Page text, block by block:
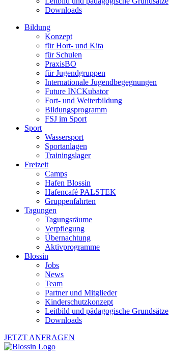
Downloads
Bildung
Konzept
für Hort- und Kita
für Schulen
PraxisBO
für Jugendgruppen
Internationale Jugendbegegnungen
Future INCKubator
Fort- und Weiterbildung
Bildungsprogramm
FSJ im Sport
Sport
Wassersport
Sportanlagen
Trainingslager
Freizeit
Camps
Hafen Blossin
Hafencafé PALSTEK
Gruppenfahrten
Tagungen
Tagungsräume
Verpflegung
Übernachtung
Aktivprogramme
Blossin
Jobs
News
Team
Partner und Mitglieder
Kinderschutzkonzept
Leitbild und pädagogische Grundsätze
Downloads
JETZT ANFRAGEN